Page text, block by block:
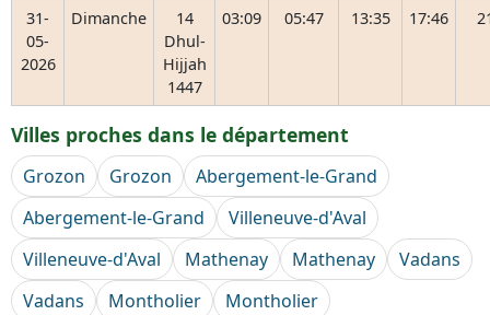
31-
05-
2026
Dimanche
14
Dhul-
Hijjah
1447
03:09 05:47 13:35 17:46
Villes proches dans le département
Grozon Grozon
Abergement-le-Grand
Abergement-le-Grand
Villeneuve-d'Aval
Villeneuve-d'Aval
Mathenay Mathenay
Vadans
Vadans
Montholier Montholier